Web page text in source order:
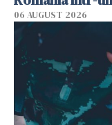
06 AUGUST 2026